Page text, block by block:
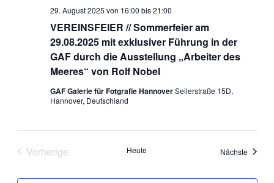
VEREINSFEIER // Sommerfeier am
29.08.2025 mit exklusiver Führung in der
GAF durch die Ausstellung „Arbeiter des
Meeres“ von Rolf Nobel
29. August 2025 von 16:00 bis21:00
GAF Galerie für Fotgrafie HannoverSeilerstraße 15D,
Hannover, Deutschland
Vorherige
Heute Nächste